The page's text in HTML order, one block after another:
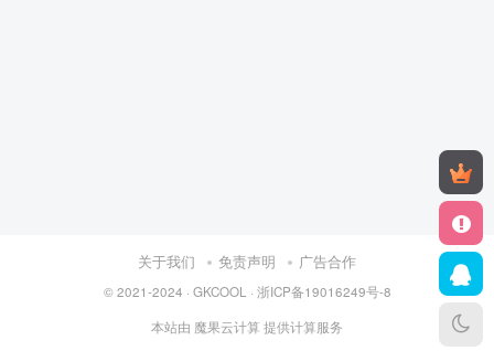
关于我们 免责声明 广告合作
© 2021-2024 · GKCOOL · 浙ICP备19016249号-8
本站由 魔果云计算 提供计算服务